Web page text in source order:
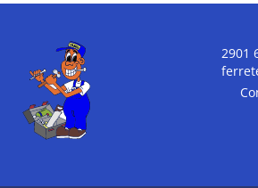
2901